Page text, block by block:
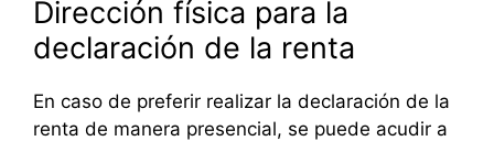
Dirección física para la
declaración de la renta
En caso de preferir realizar la declaración de la
renta de manera presencial, se puede acudir a